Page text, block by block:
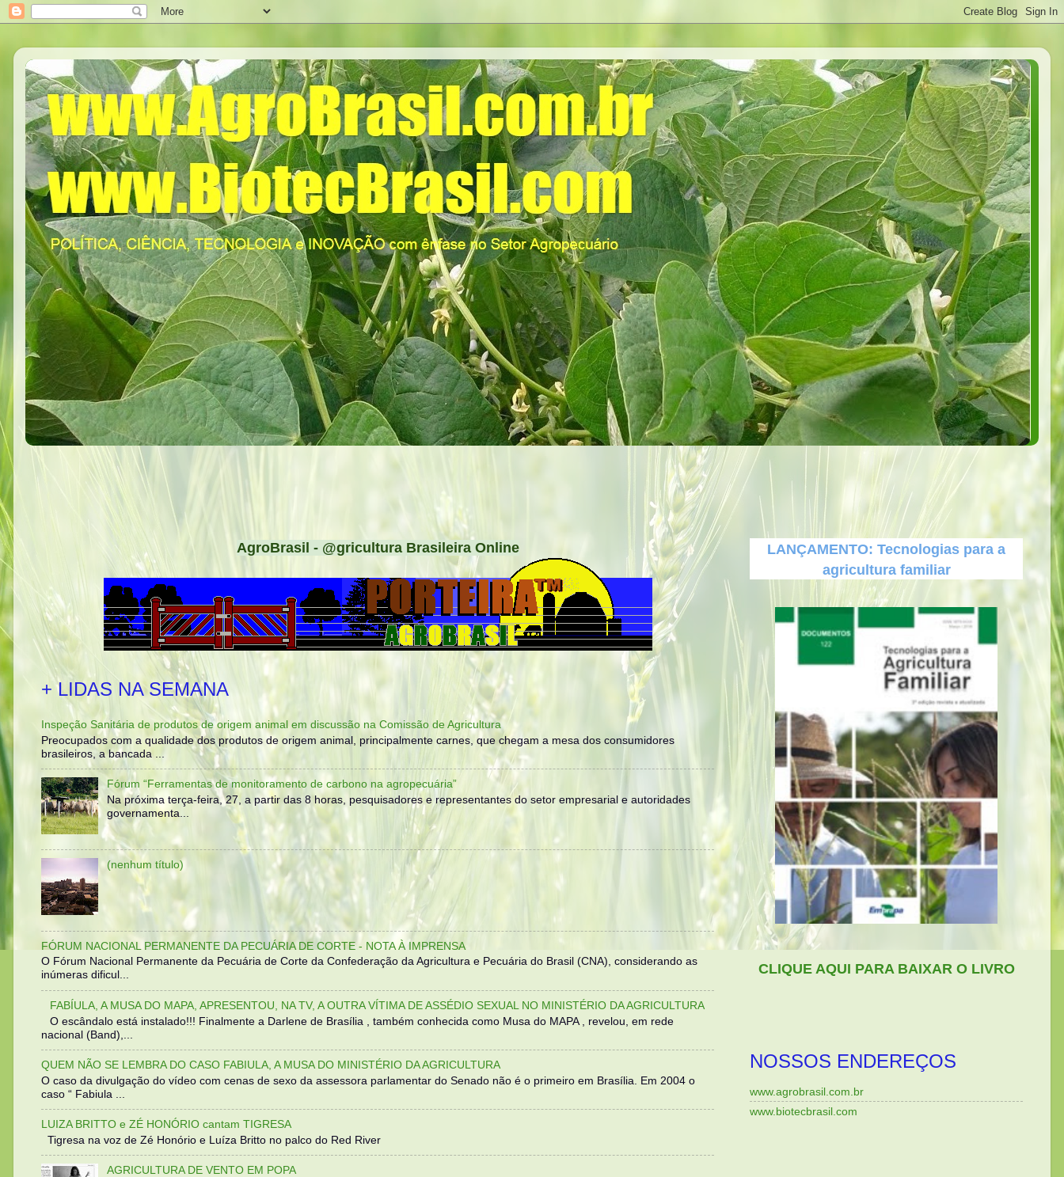
AgroBrasil - @gricultura Brasileira Online
+ LIDAS NA SEMANA
Inspeção Sanitária de produtos de origem animal em discussão na Comissão de Agricultura
Preocupados com a qualidade dos produtos de origem animal, principalmente carnes, que chegam a mesa dos consumidores
brasileiros, a bancada ...
Fórum “Ferramentas de monitoramento de carbono na agropecuária”
Na próxima terça-feira, 27, a partir das 8 horas, pesquisadores e representantes do setor empresarial e autoridades
governamenta...
(nenhum título)
FÓRUM NACIONAL PERMANENTE DA PECUÁRIA DE CORTE - NOTA À IMPRENSA
O Fórum Nacional Permanente da Pecuária de Corte da Confederação da Agricultura e Pecuária do Brasil (CNA), considerando as
inúmeras dificul...
FABÍULA, A MUSA DO MAPA, APRESENTOU, NA TV, A OUTRA VÍTIMA DE ASSÉDIO SEXUAL NO MINISTÉRIO DA AGRICULTURA
O escândalo está instalado!!! Finalmente a Darlene de Brasília , também conhecida como Musa do MAPA , revelou, em rede
nacional (Band),...
QUEM NÃO SE LEMBRA DO CASO FABIULA, A MUSA DO MINISTÉRIO DA AGRICULTURA
O caso da divulgação do vídeo com cenas de sexo da assessora parlamentar do Senado não é o primeiro em Brasília. Em 2004 o
caso “ Fabiula ...
LUIZA BRITTO e ZÉ HONÓRIO cantam TIGRESA
Tigresa na voz de Zé Honório e Luíza Britto no palco do Red River
AGRICULTURA DE VENTO EM POPA
LANÇAMENTO: Tecnologias para a
agricultura familiar
CLIQUE AQUI PARA BAIXAR O LIVRO
NOSSOS ENDEREÇOS
www.agrobrasil.com.br
www.biotecbrasil.com